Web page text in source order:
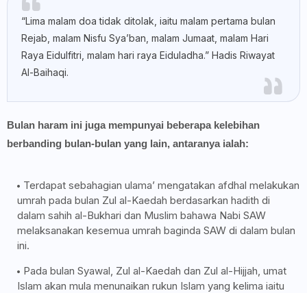
“Lima malam doa tidak ditolak, iaitu malam pertama bulan
Rejab, malam Nisfu Sya’ban, malam Jumaat, malam Hari
Raya Eidulfitri, malam hari raya Eiduladha.” Hadis Riwayat
Al-Baihaqi.
Bulan haram ini juga mempunyai beberapa kelebihan
berbanding bulan-bulan yang lain, antaranya ialah:
Terdapat sebahagian ulama’ mengatakan afdhal melakukan
umrah pada bulan Zul al-Kaedah berdasarkan hadith di
dalam sahih al-Bukhari dan Muslim bahawa Nabi SAW
melaksanakan kesemua umrah baginda SAW di dalam bulan
ini.
Pada bulan Syawal, Zul al-Kaedah dan Zul al-Hijjah, umat
Islam akan mula menunaikan rukun Islam yang kelima iaitu